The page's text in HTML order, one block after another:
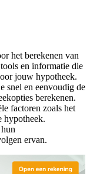
het berekenen van
en informatie die
jouw hypotheek.
snel en eenvoudig de
berekenen.
factoren zoals het
hypotheek.
ervan.